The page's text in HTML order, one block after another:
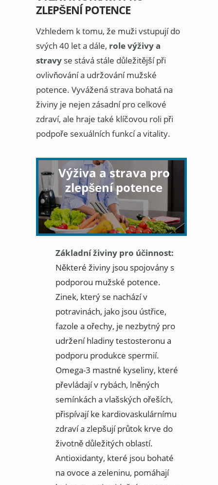
ZLEPŠENÍ POTENCE
Vzhledem k tomu, že muži vstupují do
svých 40 let a dále, role výživy a
stravy se stává stále důležitější při
ovlivňování a udržování mužské
potence. Vyvážená strava bohatá na
živiny je nejen zásadní pro celkové
zdraví, ale hraje také klíčovou roli při
podpoře sexuálních funkcí a vitality.
Výživa a strava pro
zlepšení potence
Základní živiny pro účinnost:
Některé živiny jsou spojovány s
podporou mužské potence.
Zinek, který se nachází v
potravinách, jako jsou ústřice,
fazole a ořechy, je nezbytný pro
udržení hladiny testosteronu a
podporu produkce spermií.
Omega-3 mastné kyseliny, které
převládají v rybách, lněných
semínkách a vlašských ořeších,
přispívají ke kardiovaskulárnímu
zdraví a zlepšují průtok krve do
životně důležitých oblastí.
Antioxidanty, které jsou bohaté
na ovoce a zeleninu, pomáhají